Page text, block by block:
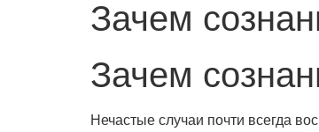
Зачем
Зачем
Нечастые случаи почти всегда